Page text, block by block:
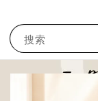
搜索